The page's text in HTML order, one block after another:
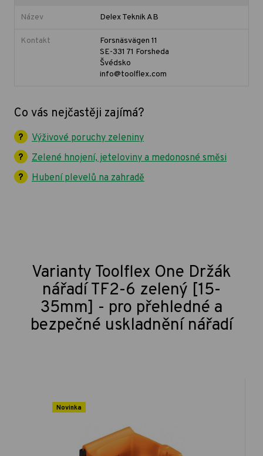
Název Delex Teknik AB
Kontakt
Forsnäsvägen 11
SE-331 71 Forsheda
Švédsko
info@toolflex.com
Co vás nejčastěji zajímá?
Výživové poruchy zeleniny
Zelené hnojení, jeteloviny a medonosné směsi
Hubení plevelů na zahradě
Varianty Toolflex One Držák
nářadí TF2-6 zelený [15-
35mm] - pro přehledné a
bezpečné uskladnění nářadí
Novinka